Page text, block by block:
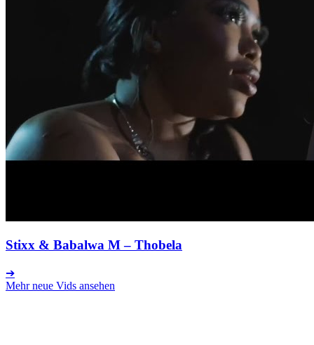
Stixx & Babalwa M– Thobela
➔
Mehr neue Vids ansehen